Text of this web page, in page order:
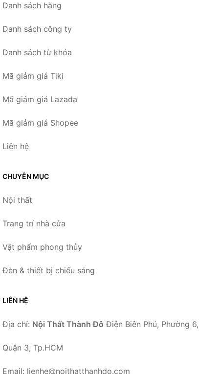
Danh sách hãng
Danh sách công ty
Danh sách từ khóa
Mã giảm giá Tiki
Mã giảm giá Lazada
Mã giảm giá Shopee
Liên hệ
CHUYÊN MỤC
Nội thất
Trang trí nhà cửa
Vật phẩm phong thủy
Đèn & thiết bị chiếu sáng
LIÊN HỆ
Địa chỉ: Nội Thất Thành Đô Điện Biên Phủ, Phường 6,
Quận 3, Tp.HCM
Email: lienhe@noithatthanhdo.com